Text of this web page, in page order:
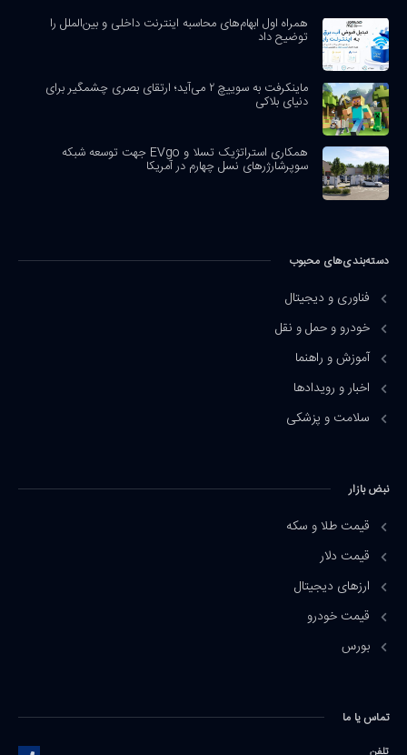
همراه اول ابهام‌های محاسبه اینترنت داخلی و بین‌الملل را
توضیح داد
ماینکرفت به سوییچ ۲ می‌آید؛ ارتقای بصری چشمگیر برای
دنیای بلاکی
همکاری استراتژیک تسلا و EVgo جهت توسعه شبکه
سوپرشارژرهای نسل چهارم در آمریکا
دسته‌بندی‌های محبوب
فناوری و دیجیتال
خودرو و حمل و نقل
آموزش و راهنما
اخبار و رویدادها
سلامت و پزشکی
نبض بازار
قیمت طلا و سکه
قیمت دلار
ارزهای دیجیتال
قیمت خودرو
بورس
تماس یا ما
تلفن